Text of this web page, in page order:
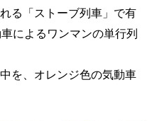
る「ストーブ列車」で有
によるワンマンの単行列
を、オレンジ色の気動車